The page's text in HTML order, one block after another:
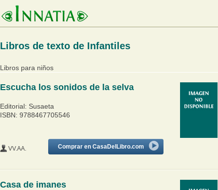
Libros de texto de Infantiles
Libros para niños
Escucha los sonidos de la selva
Editorial: Susaeta
ISBN: 9788467705546
Comprar en CasaDelLibro.com
VV.AA.
Casa de imanes